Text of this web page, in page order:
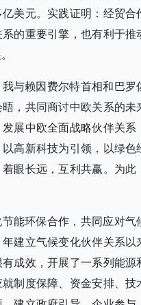
美元。实践证明：经贸合
的重要引擎，也有利于推
与赖因费尔特首相和巴罗
，共同商讨中欧关系的未
展中欧全面战略伙伴关系
高新科技为引领，以绿色
眼长远，互利共赢。为此
能环保合作，共同应对气
建立气候变化伙伴关系以
有成效，开展了一系列能源
制度保障、资金安排、技